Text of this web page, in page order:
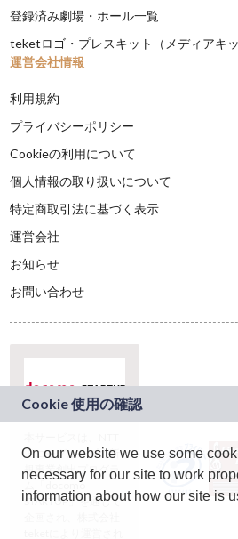
登録済み劇場・ホール一覧
teketロゴ・プレスキット（メディアキッ
運営会社情報
利用規約
プライバシーポリシー
Cookieの利用について
個人情報の取り扱いについて
特定商取引法に基づく表示
運営会社
お知らせ
お問い合わせ
ドコモグループの新
規事業創出プログラ
ム「docomo
STARTUP」を通じて
On our website we use some
necessary for our site to work
information about how our site is